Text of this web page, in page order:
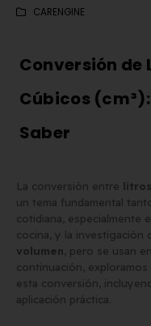
CARENGINE
Conversión de
Cúbicos
Saber
La conversión entre
un tema fundamental
cotidiana, especialmente
cocina, y la investigación
volumen , pero se usan
continuación,
esta conversión,
aplicación práctica.
Matrícula Acrílica para
Ciclomotor y Patinete:
Normativa DGT 2026